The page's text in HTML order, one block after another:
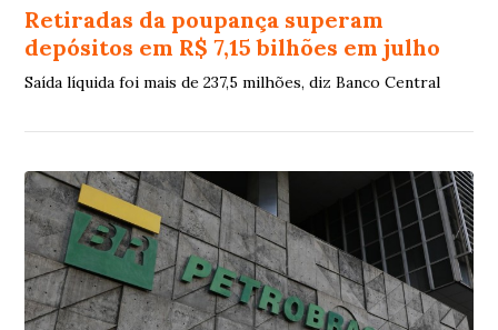
Retiradas da poupança superam
depósitos em R$ 7,15 bilhões em julho
Saída líquida foi mais de 237,5 milhões, diz Banco Central